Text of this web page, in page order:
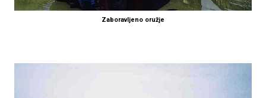
Zaboravljeno oružje